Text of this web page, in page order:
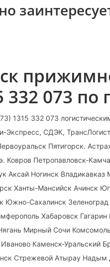
332 073
1315 332 073
СДЭК,
Пятигорск.
Ковров Петропавловск-
Аксай Ногинск
Ханты-Мансийск Ачинск
Южно-Сахалинск
Хабаровск Гагарин
Мирный Сочи
Каменск-Уральский
Стрежевой Атырау